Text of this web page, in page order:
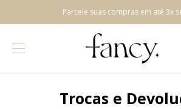
Parcele suas compras em até 3x
Trocas e